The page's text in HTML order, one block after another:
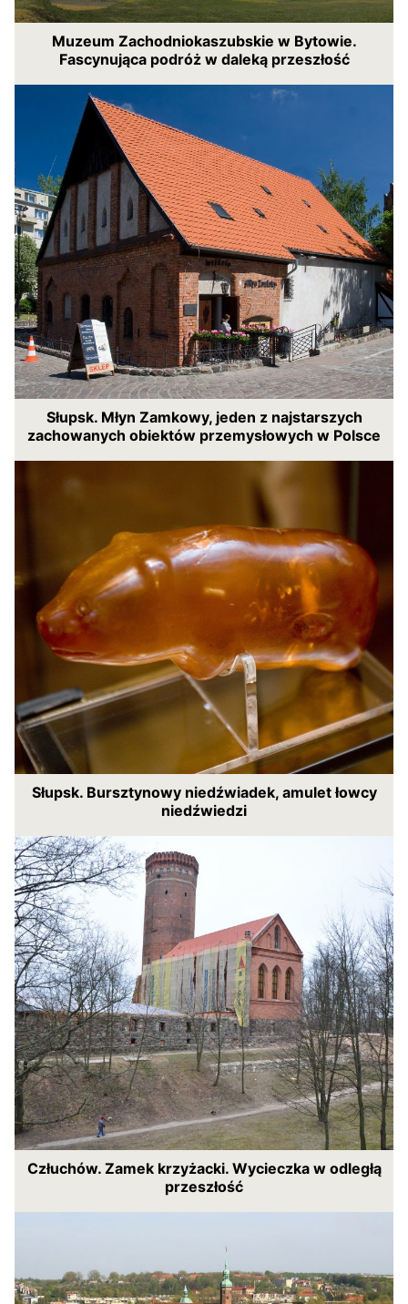
Muzeum Zachodniokaszubskie w Bytowie.
Fascynująca podróż w daleką przeszłość
Słupsk. Młyn Zamkowy, jeden z najstarszych
zachowanych obiektów przemysłowych w Polsce
Słupsk. Bursztynowy niedźwiadek, amulet łowcy
niedźwiedzi
Człuchów. Zamek krzyżacki. Wycieczka w odległą
przeszłość